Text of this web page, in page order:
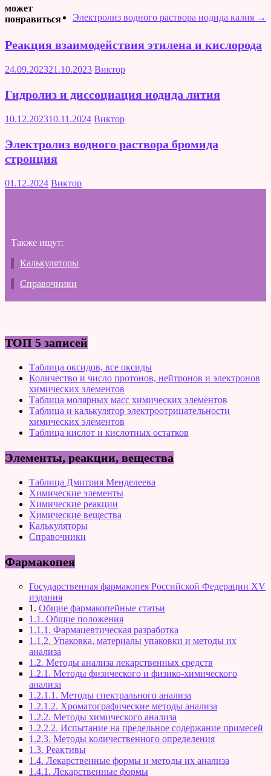
Электролиз водного раствора иодида калия →
может
понравиться
Реакция взаимодействия этилена и кислорода
24.09.202321.10.2023 Виктор
Гидролиз и диссоциация иодида лития
10.12.202310.11.2024 Виктор
Электролиз водного раствора бромида
стронция
01.12.2024 Виктор
Также ищут:
Калькуляторы
Справочники
ТОП 5 записей
Таблица оксидов, все оксиды
Количество и число протонов, нейтронов и электронов
химических элементов
Таблица молярных масс химических элементов
Таблица и калькулятор электроотрицательности
химических элементов
Таблица кислот и кислотных остатков
Элементы, реакции, вещества
Таблица Дмитрия Менделеева
Химические элементы
Химические реакции
Химические вещества
Калькуляторы
Справочники
Фармакопея
Государственная фармакопея Российской Федерации XV
издания
1. Общие фармакопейные статьи
1.1. Общие положения
1.1.1. Фармацевтическая разработка
1.1.2. Упаковка, материалы упаковки и методы их
анализа
1.2. Методы анализа лекарственных средств
1.2.1. Методы физического и физико-химического
анализа
1.2.1.1. Методы спектрального анализа
1.2.1.2. Хроматографические методы анализа
1.2.2. Методы химического анализа
1.2.2.2. Испытание на предельное содержание примесей
1.2.3. Методы количественного определения
1.3. Реактивы
1.4. Лекарственные формы и методы их анализа
1.4.1. Лекарственные формы